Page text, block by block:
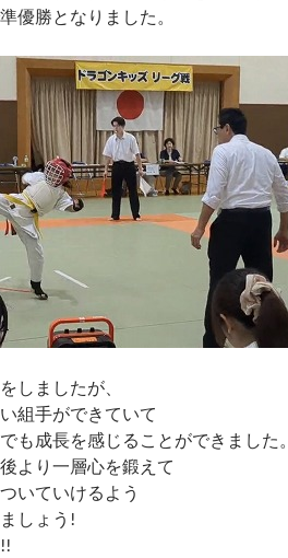
優勝となりました。
しましたが、
組手ができていて
も成長を感じることができました
より一層心を鍛えて
いていけるよう
しょう!